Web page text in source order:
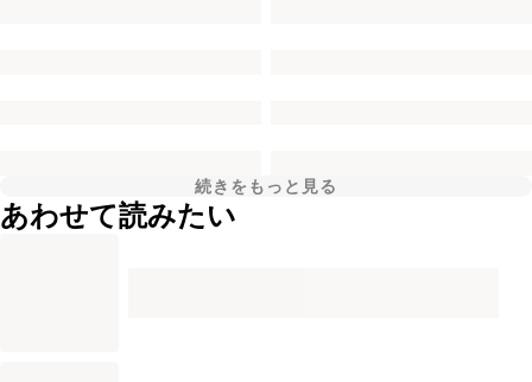
続きをもっと見る
あわせて読みたい